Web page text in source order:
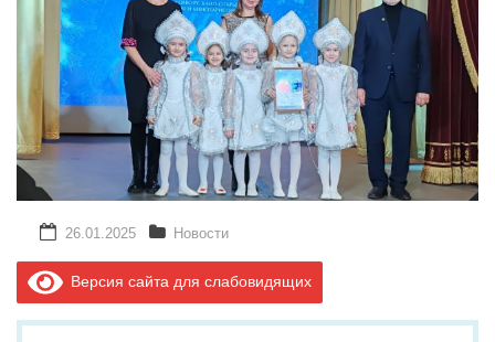
26.01.2025 Новости
Версия сайта для слабовидящих